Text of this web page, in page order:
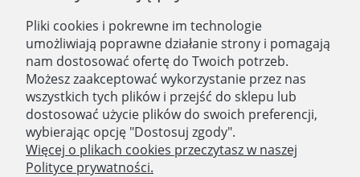
O nas
Zatrudniamy
Blog
Kontakt
SKLEP STACJONARNY
Pliki cookies i pokrewne im technologie
umożliwiają poprawne działanie strony i pomagają
nam dostosować ofertę do Twoich potrzeb.
Możesz zaakceptować wykorzystanie przez nas
wszystkich tych plików i przejść do sklepu lub
dostosować użycie plików do swoich preferencji,
wybierając opcję "Dostosuj zgody".
Więcej o plikach cookies przeczytasz w naszej
Polityce prywatności.